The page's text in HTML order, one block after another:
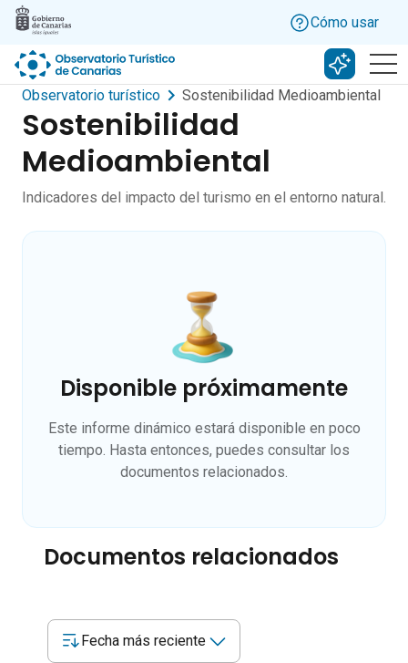
Skip to main content
Cómo usar
Buscar
Observatorio turístico
Sostenibilidad Medioambiental
Sostenibilidad
Medioambiental
Indicadores del impacto del turismo en el entorno natural.
Disponible próximamente
Este informe dinámico estará disponible en poco
tiempo. Hasta entonces, puedes consultar los
documentos relacionados.
Documentos relacionados
Fecha más reciente